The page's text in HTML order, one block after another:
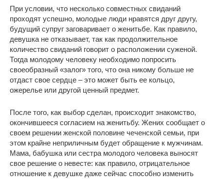
При условии, что несколько совместных свиданий
проходят успешно, молодые люди нравятся друг другу,
будущий супруг заговаривает о женитьбе. Как правило,
девушка не отказывает, так как продолжительное
количество свиданий говорит о расположении суженой.
Тогда молодому человеку необходимо попросить
своеобразный «залог» того, что она никому больше не
отдаст свое сердце – это может быть ее кольцо,
ожерелье или другой ценный предмет.
После того, как выбор сделан, происходит знакомство,
окончившееся согласием на женитьбу. Жених сообщает о
своем решении женской половине чеченской семьи, при
этом крайне неприличным будет обращение к мужчинам.
Мама, бабушка или сестра молодого человека выносят
свое решение о невесте: как правило, отрицательное
отношение к девушке даже сейчас способно изменить